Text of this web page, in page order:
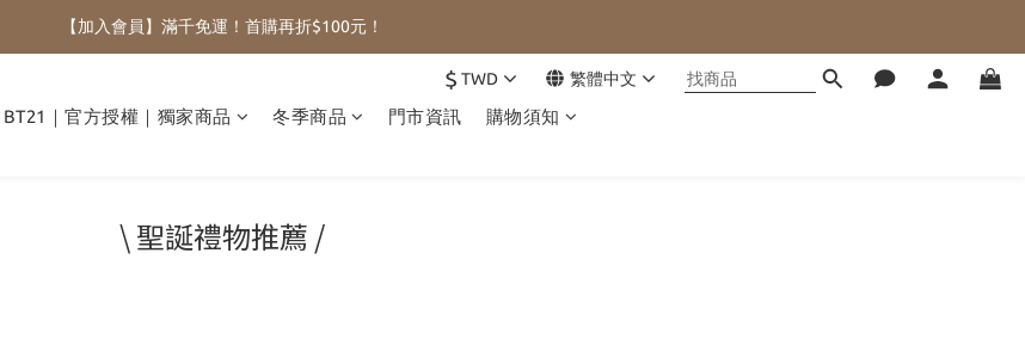
【加入會員】滿千免運！首購再折$100元！
$ TWD 繁體中文
BT21｜官方授權｜獨家商品 冬季商品 門市資訊 購物須知
\ 聖誕禮物推薦 /